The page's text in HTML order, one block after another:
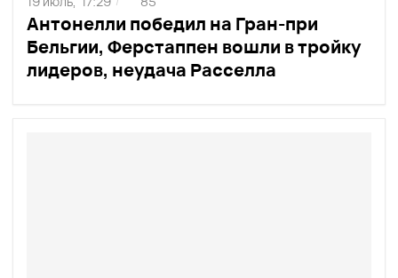
Антонелли победил на Гран-при
Бельгии, Ферстаппен вошли в тройку
лидеров, неудача Расселла